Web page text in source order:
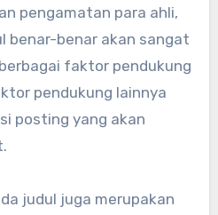
pengamatan para ahli,
benar-benar akan sangat
faktor pendukung
pendukung lainnya
posting yang akan
judul juga merupakan